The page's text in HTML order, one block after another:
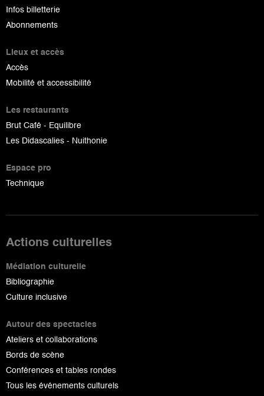
Infos billetterie
Abonnements
Lieux et accès
Accès
Mobilité et accessibilité
Les restaurants
Brut Café - Equilibre
Les Didascalies - Nuithonie
Espace pro
Technique
Actions culturelles
Médiation culturelle
Bibliographie
Culture inclusive
Autour des spectacles
Ateliers et collaborations
Bords de scène
Conférences et tables rondes
Tous les événements culturels